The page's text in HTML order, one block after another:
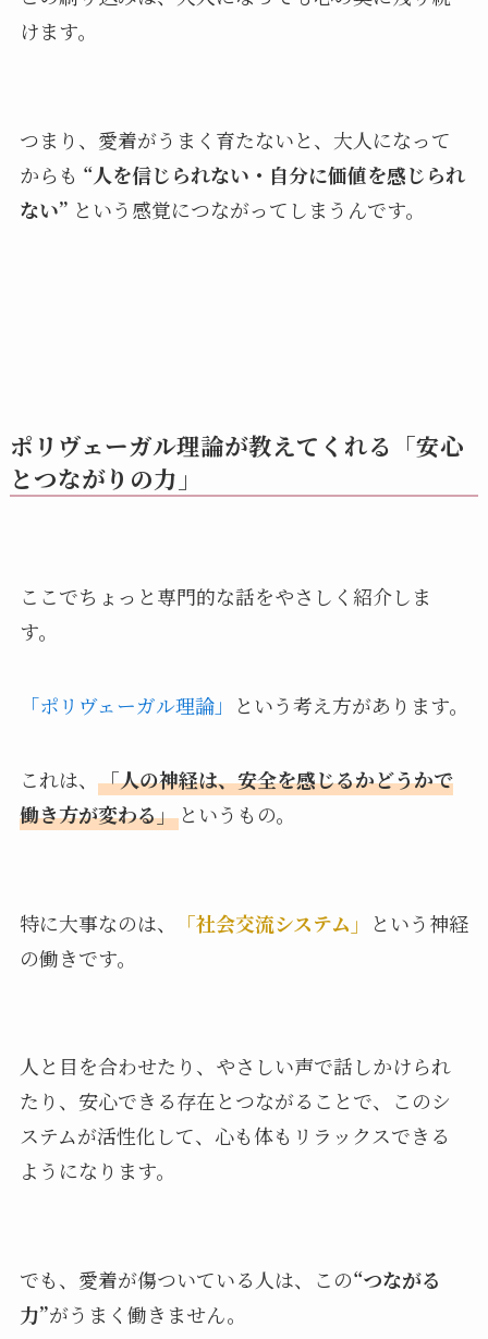
けます。
つまり、愛着がうまく育たないと、大人になって
からも “人を信じられない・自分に価値を感じられ
ない” という感覚につながってしまうんです。
ポリヴェーガル理論が教えてくれる「安心
とつながりの力」
ここでちょっと専門的な話をやさしく紹介しま
す。
「ポリヴェーガル理論」 という考え方があります。
これは、 「人の神経は、安全を感じるかどうかで
働き方が変わる」というもの。
特に大事なのは、 「社会交流システム」
という神経
の働きです。
人と目を合わせたり、やさしい声で話しかけられ
たり、安心できる存在とつながることで、このシ
ステムが活性化して、心も体もリラックスできる
ようになります。
でも、愛着が傷ついている人は、この“つながる
力”がうまく働きません。